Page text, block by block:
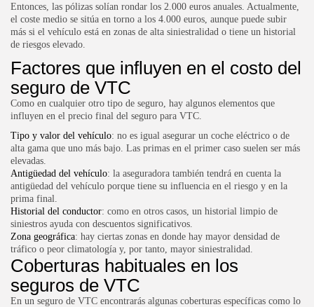
Entonces, las pólizas solían rondar los 2.000 euros anuales. Actualmente,
el coste medio se sitúa en torno a los 4.000 euros, aunque puede subir
más si el vehículo está en zonas de alta siniestralidad o tiene un historial
de riesgos elevado.
Factores que influyen en el costo del
seguro de VTC
Como en cualquier otro tipo de seguro, hay algunos elementos que
influyen en el precio final del seguro para VTC.
Tipo y valor del vehículo: no es igual asegurar un coche eléctrico o de
alta gama que uno más bajo. Las primas en el primer caso suelen ser más
elevadas.
Antigüedad del vehículo: la aseguradora también tendrá en cuenta la
antigüedad del vehículo porque tiene su influencia en el riesgo y en la
prima final.
Historial del conductor: como en otros casos, un historial limpio de
siniestros ayuda con descuentos significativos.
Zona geográfica: hay ciertas zonas en donde hay mayor densidad de
tráfico o peor climatología y, por tanto, mayor siniestralidad.
Coberturas habituales en los
seguros de VTC
En un seguro de VTC encontrarás algunas coberturas específicas como lo